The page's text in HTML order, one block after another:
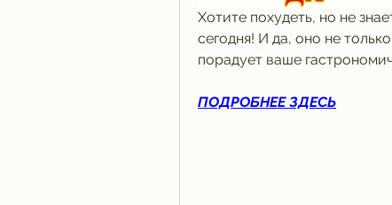
Хотите похудеть, но не
сегодня! И да, оно не
порадует ваше
ПОДРОБНЕЕ ЗДЕСЬ